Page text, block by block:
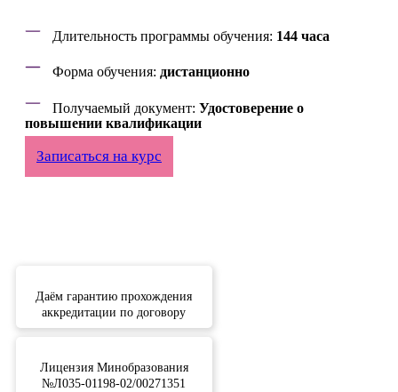
Длительность программы обучения: 144 часа
Форма обучения: дистанционно
Получаемый документ: Удостоверение о
повышении квалификации
Записаться на курс
Даём гарантию прохождения
аккредитации по договору
Лицензия Минобразования
№Л035-01198-02/00271351